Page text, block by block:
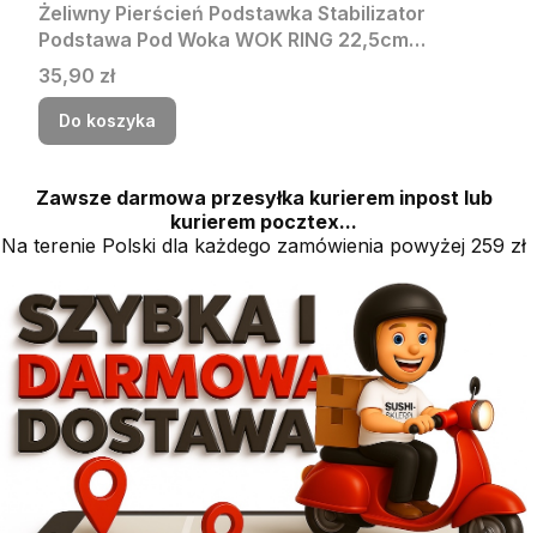
Żeliwny Pierścień Podstawka Stabilizator
Podstawa Pod Woka WOK RING 22,5cm
PROORIENT
Cena
35,90 zł
Do koszyka
Zawsze darmowa przesyłka kurierem inpost lub
kurierem pocztex...
Na terenie Polski dla każdego zamówienia powyżej 259 zł